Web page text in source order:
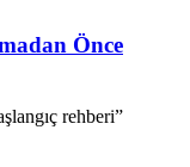
Önce
rehberi”